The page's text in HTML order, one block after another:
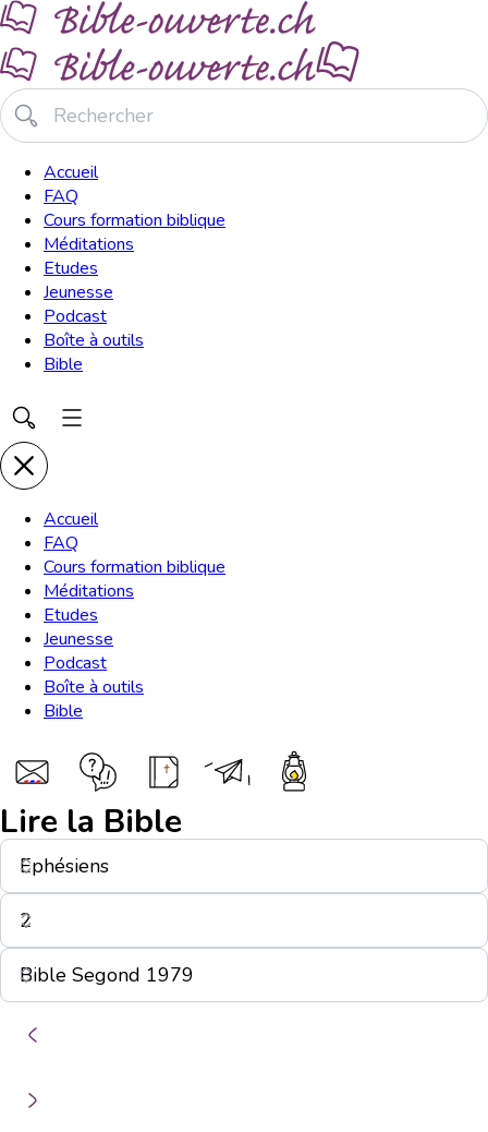
Accueil
FAQ
Cours formation biblique
Méditations
Etudes
Jeunesse
Podcast
Boîte à outils
Bible
Accueil
FAQ
Cours formation biblique
Méditations
Etudes
Jeunesse
Podcast
Boîte à outils
Bible
Lire la Bible